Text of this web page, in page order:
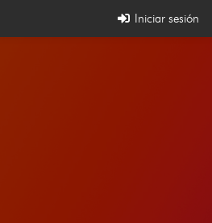
Iniciar sesión